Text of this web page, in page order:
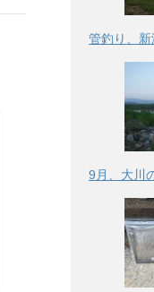
管釣り、新
9月、大川